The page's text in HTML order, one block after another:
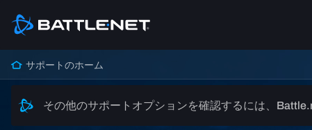
サポートのホーム
その他のサポートオプションを確認するには、